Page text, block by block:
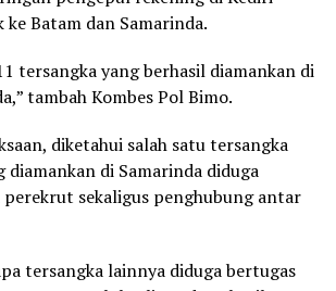
ke Batam dan Samarinda.
tersangka yang berhasil diamankan di
tambah Kombes Pol Bimo.
diketahui salah satu tersangka
diamankan di Samarinda diduga
perekrut sekaligus penghubung antar
tersangka lainnya diduga bertugas